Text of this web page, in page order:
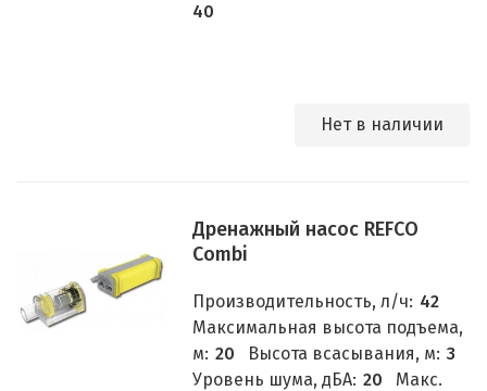
40
Нет в наличии
Дренажный насос REFCO
Combi
Производительность, л/ч: 42
Максимальная высота подъема,
м: 20 Высота всасывания, м: 3
Уровень шума, дБА: 20
Макс.